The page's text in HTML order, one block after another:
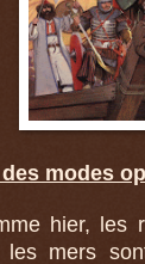
modes
hier, les
les mers